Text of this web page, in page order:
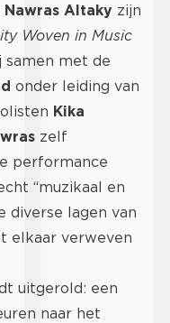
Nawras Altaky zijn
Woven in Music
met de
onder leiding van
Kika
zelf
performance
“muzikaal en
diverse lagen van
elkaar verweven
uitgerold: een
naar het